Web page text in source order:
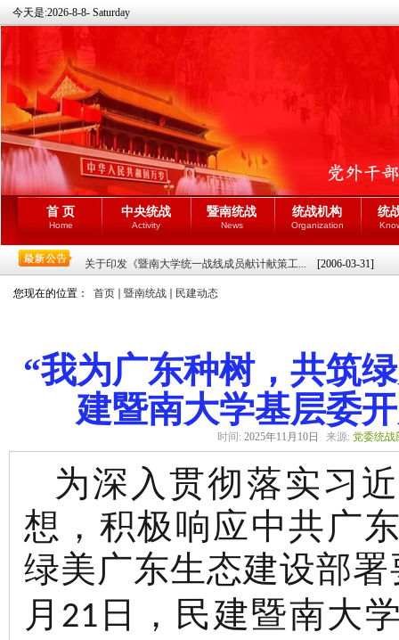
今天是:2026-8-8- Saturday
首 页
Home
中央统战
Activity
暨南统战
News
统战机构
Organization
统
关于印发《暨南大学统一战线成员献计献策工... [2006-03-31]
您现在的位置： 首页 暨南统战 民建动态
“我为广东种树，共筑
建暨南大学基层委
时间: 2025年11月10日 来源: 党委统战
为深入贯彻落实习
想，积极响应中共广
绿美广东生态建设部署
月 21 日，民建暨南大